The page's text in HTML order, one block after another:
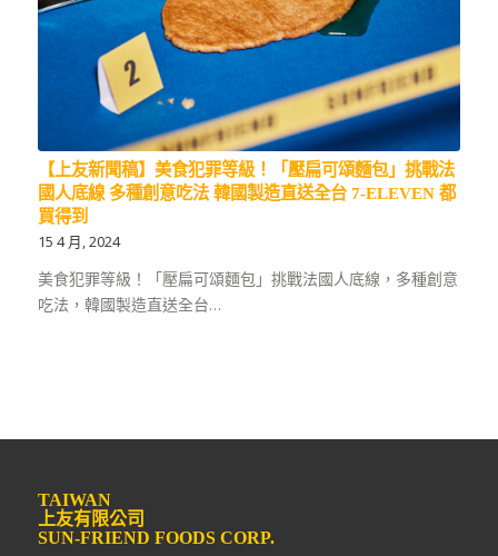
【上友新聞稿】美食犯罪等級！「壓扁可頌麵包」挑戰法
國人底線 多種創意吃法 韓國製造直送全台 7-ELEVEN 都
買得到
15 4 月, 2024
美食犯罪等級！「壓扁可頌麵包」挑戰法國人底線，多種創意
吃法，韓國製造直送全台…
TAIWAN
上友有限公司
SUN-FRIEND FOODS CORP.